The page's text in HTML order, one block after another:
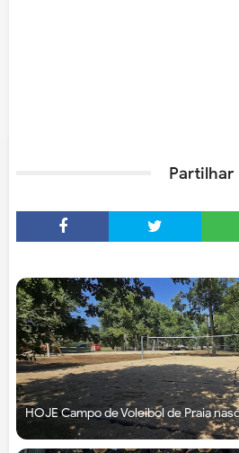
Partilhar
HOJE Campo de Voleibol de Praia